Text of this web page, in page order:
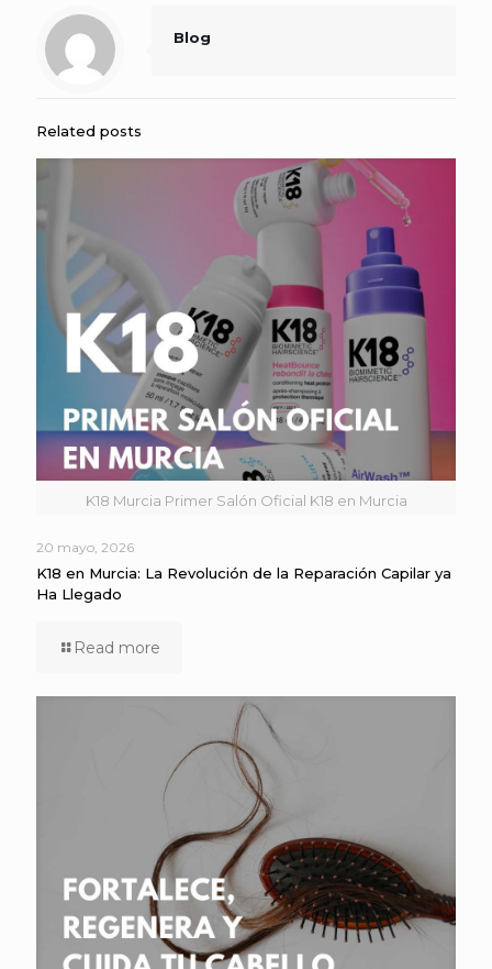
Blog
Related posts
K18 Murcia Primer Salón Oficial K18 en Murcia
20 mayo, 2026
K18 en Murcia: La Revolución de la Reparación Capilar ya
Ha Llegado
Read more